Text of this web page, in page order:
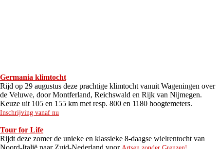
Germania klimtocht
Rijd op 29 augustus deze prachtige klimtocht vanuit Wageningen over
de Veluwe, door Montferland, Reichswald en Rijk van Nijmegen.
Keuze uit 105 en 155 km met resp. 800 en 1180 hoogtemeters.
Inschrijving vanaf nu
Tour for Life
Rijdt deze zomer de unieke en klassieke 8-daagse wielrentocht van